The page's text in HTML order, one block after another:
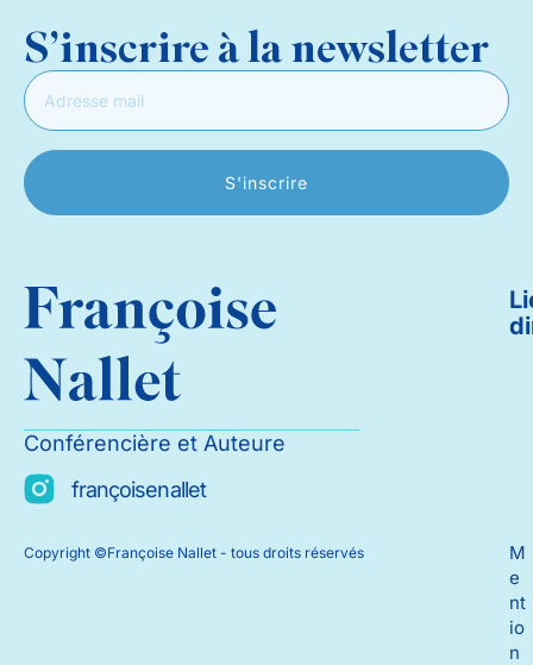
S’inscrire à la newsletter
S'inscrire
Conférencière et Auteure
françoisenallet
Copyright ©Françoise Nallet - tous droits réservés
M
e
nt
io
n